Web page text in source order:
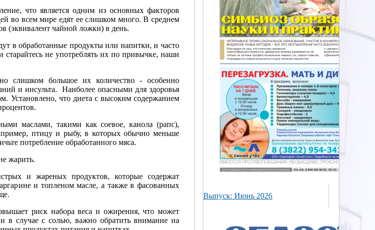
Выпуск: Июнь 2026
что является одним из основных факторов
во всем мире едят ее слишком много. В среднем
(эквивалент чайной ложки) в день.
в обработанные продукты или напитки, и часто
не употреблять их по привычке, наши
слишком большое их количество - особенно
и инсульта. Наиболее опасными для здоровья
Установлено, что диета с высоким содержанием
маслами, такими как соевое, канола (рапс),
птицу и рыбу, в которых обычно меньше
потребление обработанного мяса.
жарить.
и жареных продуктов, которые содержат
и топленом масле, а также в фасованных
риск набора веса и ожирения, что может
в случае с солью, важно обратить внимание на